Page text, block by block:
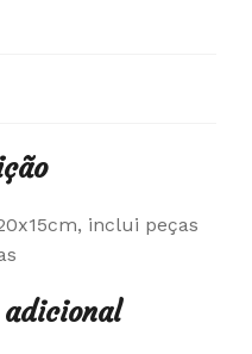
inclui peças